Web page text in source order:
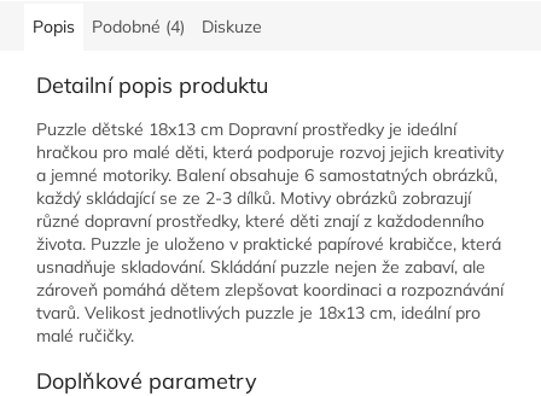
Popis Podobné (4) Diskuze
Detailní popis produktu
Puzzle dětské 18x13 cm Dopravní prostředky je ideální
hračkou pro malé děti, která podporuje rozvoj jejich kreativity
a jemné motoriky. Balení obsahuje 6 samostatných obrázků,
každý skládající se ze 2-3 dílků. Motivy obrázků zobrazují
různé dopravní prostředky, které děti znají z každodenního
života. Puzzle je uloženo v praktické papírové krabičce, která
usnadňuje skladování. Skládání puzzle nejen že zabaví, ale
zároveň pomáhá dětem zlepšovat koordinaci a rozpoznávání
tvarů. Velikost jednotlivých puzzle je 18x13 cm, ideální pro
malé ručičky.
Doplňkové parametry